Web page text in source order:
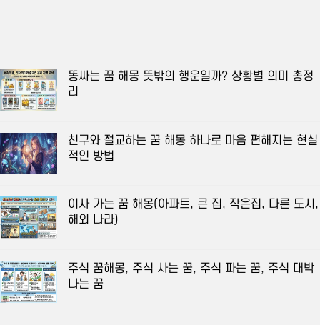
똥싸는 꿈 해몽 뜻밖의 행운일까? 상황별 의미 총정
리
친구와 절교하는 꿈 해몽 하나로 마음 편해지는 현실
적인 방법
이사 가는 꿈 해몽(아파트, 큰 집, 작은집, 다른 도시,
해외 나라)
주식 꿈해몽, 주식 사는 꿈, 주식 파는 꿈, 주식 대박
나는 꿈